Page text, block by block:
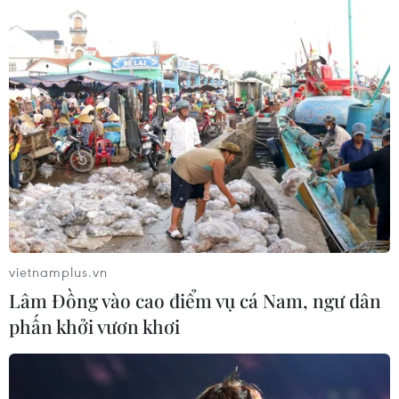
sự sẵn sàng thu hút nhà đầu tư thế hệ mới,
mang lại giá trị gia tăng cao hơn cho tỉnh. Tôi
tin rằng sự kiện này đánh dấu một bước quan
trọng trong việc xây dựng tương lai bền vững
và thông minh cho Bình Dương.
- Trân trọng cảm ơn ông!
(TTXVN/Vietnam+)
vietnamplus.vn
Lâm Đồng vào cao điểm vụ cá Nam, ngư dân
phấn khởi vươn khơi